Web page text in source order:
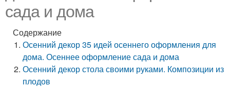
сада и дома
Содержание
Осенний декор 35 идей осеннего оформления для
дома. Осеннее оформление сада и дома
Осенний декор стола своими руками. Композиции из
плодов